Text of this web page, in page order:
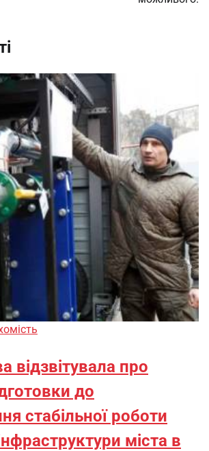
відзвітувала про
до
стабільної роботи
міста в